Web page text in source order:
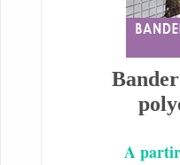
A